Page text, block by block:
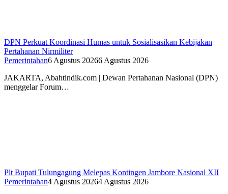
DPN Perkuat Koordinasi Humas untuk Sosialisasikan Kebijakan
Pertahanan Nirmiliter
Pemerintahan6 Agustus 20266 Agustus 2026
JAKARTA, Abahtindik.com | Dewan Pertahanan Nasional (DPN)
menggelar Forum…
Plt Bupati Tulungagung Melepas Kontingen Jambore Nasional XII
Pemerintahan4 Agustus 20264 Agustus 2026